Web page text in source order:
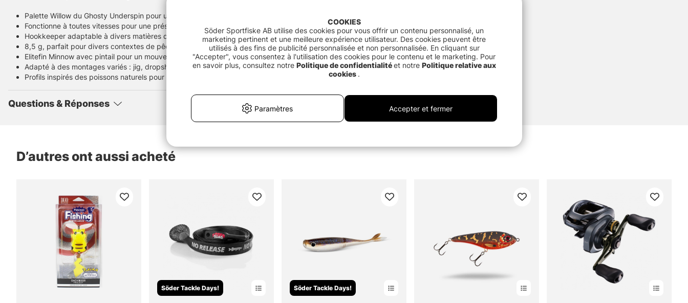
Palette Willow du Ghosty Underspin pour une rotation immédiate
Fonctionne à toutes vitesses pour une présentation subtile
Hookkeeper adaptable à divers matières de leurres
8,5 g, parfait pour divers contextes de pêche
Elitefin Minnow avec pintail pour un mouvement réaliste
Adapté à des montages variés : jig, dropshot, Carolina rig
Profils inspirés des poissons naturels pour l'eau claire
Questions & Réponses
D’autres ont aussi acheté
Söder Tackle Days! Söder Tackle Days!
COOKIES
Söder Sportfiske AB utilise des cookies pour vous offrir un contenu personnalisé, un
marketing pertinent et une meilleure expérience utilisateur. Des cookies peuvent être
utilisés à des fins de publicité personnalisée et non personnalisée. En cliquant sur
"Accepter", vous consentez à l'utilisation des cookies pour le contenu et le marketing. Pour
en savoir plus, consultez notre Politique de confidentialitéet notre Politique relative aux
cookies .
Paramètres Accepter et fermer